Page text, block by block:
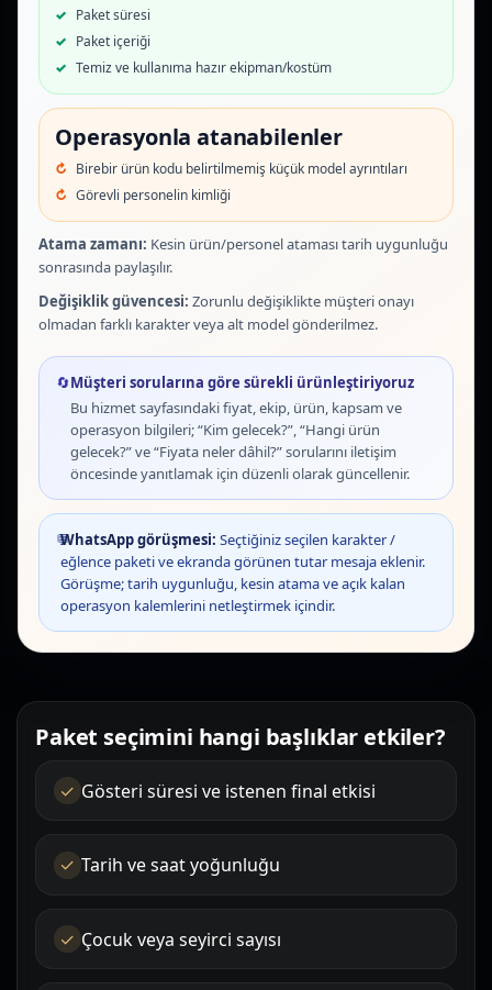
Paket süresi
Paket içeriği
Temiz ve kullanıma hazır ekipman/kostüm
Operasyonla atanabilenler
Birebir ürün kodu belirtilmemiş küçük model ayrıntıları
Görevli personelin kimliği
Atama zamanı: Kesin ürün/personel ataması tarih uygunluğu
sonrasında paylaşılır.
Değişiklik güvencesi: Zorunlu değişiklikte müşteri onayı
olmadan farklı karakter veya alt model gönderilmez.
🔄Müşteri sorularına göre sürekli ürünleştiriyoruz
Bu hizmet sayfasındaki fiyat, ekip, ürün, kapsam ve
operasyon bilgileri; “Kim gelecek?”, “Hangi ürün
gelecek?” ve “Fiyata neler dâhil?” sorularını iletişim
öncesinde yanıtlamak için düzenli olarak güncellenir.
💬
WhatsApp görüşmesi: Seçtiğiniz seçilen karakter /
eğlence paketi ve ekranda görünen tutar mesaja eklenir.
Görüşme; tarih uygunluğu, kesin atama ve açık kalan
operasyon kalemlerini netleştirmek içindir.
Paket seçimini hangi başlıklar etkiler?
Gösteri süresi ve istenen final etkisi
Tarih ve saat yoğunluğu
Çocuk veya seyirci sayısı